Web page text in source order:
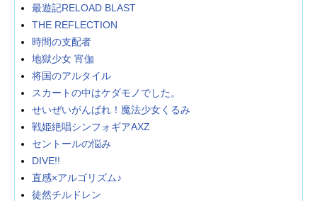
最遊記RELOAD BLAST
THE REFLECTION
時間の支配者
地獄少女 宵伽
将国のアルタイル
スカートの中はケダモノでした。
せいぜいがんばれ！魔法少女くるみ
戦姫絶唱シンフォギアAXZ
セントールの悩み
DIVE!!
直感×アルゴリズム♪
徒然チルドレン